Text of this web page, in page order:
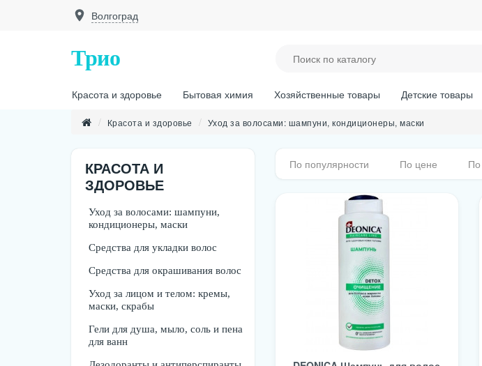
Волгоград
Трио
Красота и здоровье Бытовая химия Хозяйственные товары Детские товары
Красота и здоровье Уход за волосами: шампуни, кондиционеры, маски
КРАСОТА И
ЗДОРОВЬЕ
Уход за волосами: шампуни,
кондиционеры, маски
Средства для укладки волос
Средства для окрашивания волос
Уход за лицом и телом: кремы,
маски, скрабы
Гели для душа, мыло, соль и пена
для ванн
По популярности По цене